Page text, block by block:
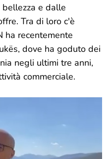
e dalle
Tra di loro c'è
ha recentemente
dove ha goduto dei
negli ultimi tre anni,
commerciale.